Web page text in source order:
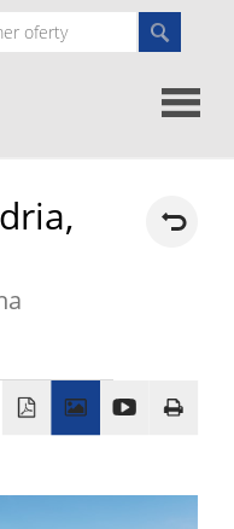
prawne
O
nas
Zgłoś